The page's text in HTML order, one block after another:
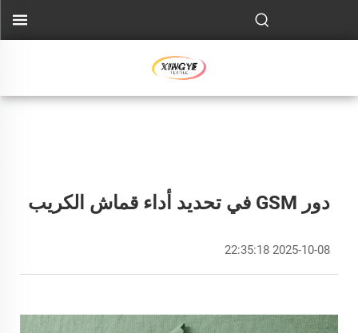
دور GSM في تحديد أداء قماش الكريب
2025-10-08 22:35:18